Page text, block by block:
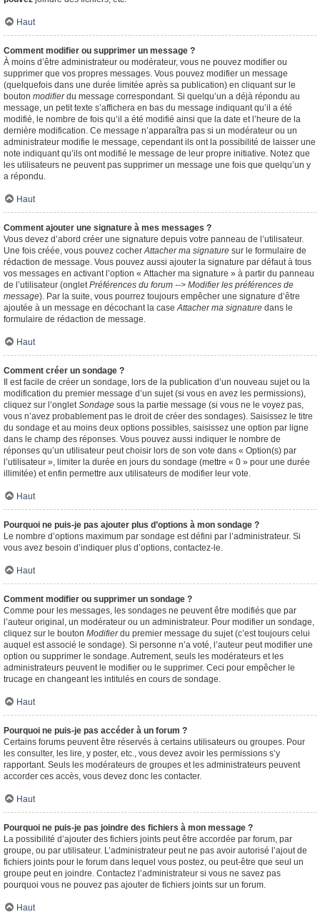
Haut
Comment modifier ou supprimer un message ?
À moins d’être administrateur ou modérateur, vous ne pouvez modifier ou
supprimer que vos propres messages. Vous pouvez modifier un message
(quelquefois dans une durée limitée après sa publication) en cliquant sur le
bouton modifierdu message correspondant. Si quelqu’un a déjà répondu au
message, un petit texte s’affichera en bas du message indiquant qu’il a été
modifié, le nombre de fois qu’il a été modifié ainsi que la date et l’heure de la
dernière modification. Ce message n’apparaîtra pas si un modérateur ou un
administrateur modifie le message, cependant ils ont la possibilité de laisser une
note indiquant qu’ils ont modifié le message de leur propre initiative. Notez que
les utilisateurs ne peuvent pas supprimer un message une fois que quelqu’un y
a répondu.
Haut
Comment ajouter une signature à mes messages ?
Vous devez d’abord créer une signature depuis votre panneau de l’utilisateur.
Une fois créée, vous pouvez cocherAttacher ma signature sur le formulaire de
rédaction de message. Vous pouvez aussi ajouter la signature par défaut à tous
vos messages en activant l’option « Attacher ma signature » à partir du panneau
de l’utilisateur (ongletPréférences du forum --> Modifier les préférences de
message). Par la suite, vous pourrez toujours empêcher une signature d’être
ajoutée à un message en décochant la caseAttacher ma signature dans le
formulaire de rédaction de message.
Haut
Comment créer un sondage ?
Il est facile de créer un sondage, lors de la publication d’un nouveau sujet ou la
modification du premier message d’un sujet (si vous en avez les permissions),
cliquez sur l’ongletSondage sous la partie message (si vous ne le voyez pas,
vous n’avez probablement pas le droit de créer des sondages). Saisissez le titre
du sondage et au moins deux options possibles, saisissez une option par ligne
dans le champ des réponses. Vous pouvez aussi indiquer le nombre de
réponses qu’un utilisateur peut choisir lors de son vote dans « Option(s) par
l’utilisateur », limiter la durée en jours du sondage (mettre « 0 » pour une durée
illimitée) et enfin permettre aux utilisateurs de modifier leur vote.
Haut
Pourquoi ne puis-je pas ajouter plus d’options à mon sondage ?
Le nombre d’options maximum par sondage est défini par l’administrateur. Si
vous avez besoin d’indiquer plus d’options, contactez-le.
Haut
Comment modifier ou supprimer un sondage ?
Comme pour les messages, les sondages ne peuvent être modifiés que par
l’auteur original, un modérateur ou un administrateur. Pour modifier un sondage,
cliquez sur le bouton Modifierdu premier message du sujet (c’est toujours celui
auquel est associé le sondage). Si personne n’a voté, l’auteur peut modifier une
option ou supprimer le sondage. Autrement, seuls les modérateurs et les
administrateurs peuvent le modifier ou le supprimer. Ceci pour empêcher le
trucage en changeant les intitulés en cours de sondage.
Haut
Pourquoi ne puis-je pas accéder à un forum ?
Certains forums peuvent être réservés à certains utilisateurs ou groupes. Pour
les consulter, les lire, y poster, etc., vous devez avoir les permissions s’y
rapportant. Seuls les modérateurs de groupes et les administrateurs peuvent
accorder ces accès, vous devez donc les contacter.
Haut
Pourquoi ne puis-je pas joindre des fichiers à mon message ?
La possibilité d’ajouter des fichiers joints peut être accordée par forum, par
groupe, ou par utilisateur. L’administrateur peut ne pas avoir autorisé l’ajout de
fichiers joints pour le forum dans lequel vous postez, ou peut-être que seul un
groupe peut en joindre. Contactez l’administrateur si vous ne savez pas
pourquoi vous ne pouvez pas ajouter de fichiers joints sur un forum.
Haut